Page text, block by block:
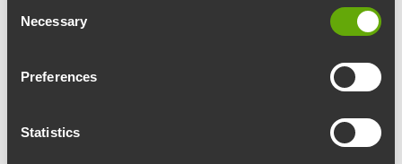
Selection
Necessary
Preferences
Statistics
missä niiden osalta mennään.
Hiilineutraali yhtiö?
tavoitteena on olla hiilineutraali vuoteen 2029